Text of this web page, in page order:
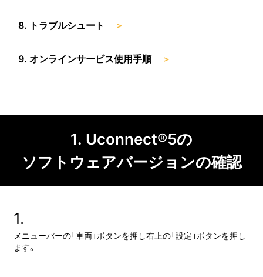
8. トラブルシュート ＞
9. オンラインサービス使用手順 ＞
1. Uconnect®5の
ソフトウェアバージョンの確認
1.
メニューバーの「車両」ボタンを押し右上の「設定」ボタンを押し
ます。